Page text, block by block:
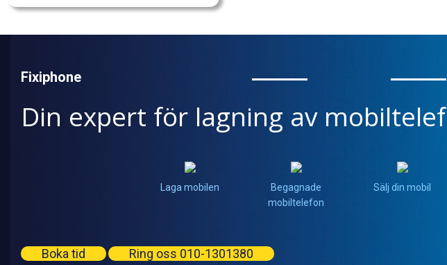
Fixiphone
Din expert för lagning av
Laga mobilen
Begagnade
mobiltelefon
Sälj din mobil
Boka tid Ring oss 010-1301380